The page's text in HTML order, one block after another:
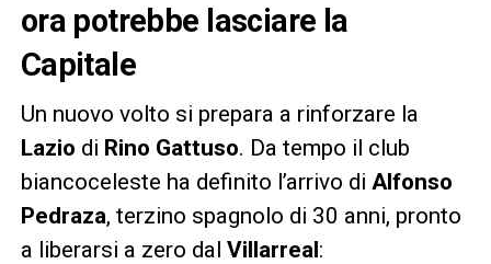
ora potrebbe lasciare la
Capitale
Un nuovo volto si prepara a rinforzare la
Lazio di Rino Gattuso. Da tempo il club
biancoceleste ha definito l’arrivo di Alfonso
Pedraza, terzino spagnolo di 30 anni, pronto
a liberarsi a zero dal Villarreal: